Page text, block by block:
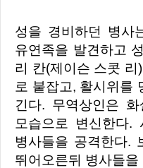
성을 경비하던 병사
유연족을 발견하고
리 칸(제이슨 스콧 리
로 붙잡고, 활시위를
긴다. 무역상인은
모습으로 변신한다.
병사들을 공격한다.
뛰어오른뒤 병사들